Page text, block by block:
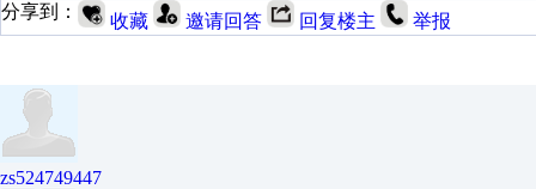
分享到：
收藏 邀请回答 回复楼主 举报
zs524749447